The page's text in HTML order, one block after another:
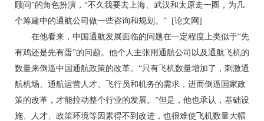
顾问”的角色扮演，“不久我要去上海、武汉和太原走一圈，为几
个筹建中的通航公司做一些咨询和规划。” [论文网]
在他看来，中国通航发展面临的问题在一定程度上类似于“先
有鸡还是先有蛋”的问题。他个人主张用通航公司以及通航飞机的
数量来倒逼中国通航政策的改革。“只有飞机数量增加了，刺激通
航机场、通航运营人才、飞行员和机务的需求，进而倒逼国家政
策的改革，才能拉动整个行业的发展。”但是，他也承认，基础设
施、人才、政策环境等因素得不到改进，也很难使飞机数量大幅